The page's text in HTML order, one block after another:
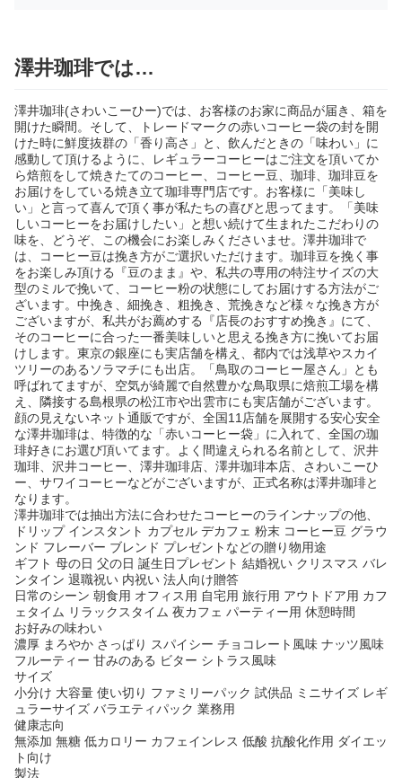
澤井珈琲では…
澤井珈琲(さわいこーひー)では、お客様のお家に商品が届き、箱を
開けた瞬間。そして、トレードマークの赤いコーヒー袋の封を開
けた時に鮮度抜群の「香り高さ」と、飲んだときの「味わい」に
感動して頂けるように、レギュラーコーヒーはご注文を頂いてか
ら焙煎をして焼きたてのコーヒー、コーヒー豆、珈琲、珈琲豆を
お届けをしている焼き立て珈琲専門店です。お客様に「美味し
い」と言って喜んで頂く事が私たちの喜びと思ってます。「美味
しいコーヒーをお届けしたい」と想い続けて生まれたこだわりの
味を、どうぞ、この機会にお楽しみくださいませ。澤井珈琲で
は、コーヒー豆は挽き方がご選択いただけます。珈琲豆を挽く事
をお楽しみ頂ける『豆のまま』や、私共の専用の特注サイズの大
型のミルで挽いて、コーヒー粉の状態にしてお届けする方法がご
ざいます。中挽き、細挽き、粗挽き、荒挽きなど様々な挽き方が
ございますが、私共がお薦めする『店長のおすすめ挽き』にて、
そのコーヒーに合った一番美味しいと思える挽き方に挽いてお届
けします。東京の銀座にも実店舗を構え、都内では浅草やスカイ
ツリーのあるソラマチにも出店。「鳥取のコーヒー屋さん」とも
呼ばれてますが、空気が綺麗で自然豊かな鳥取県に焙煎工場を構
え、隣接する島根県の松江市や出雲市にも実店舗がございます。
顔の見えないネット通販ですが、全国11店舗を展開する安心安全
な澤井珈琲は、特徴的な「赤いコーヒー袋」に入れて、全国の珈
琲好きにお選び頂いてます。よく間違えられる名前として、沢井
珈琲、沢井コーヒー、澤井珈琲店、澤井珈琲本店、さわいこーひ
ー、サワイコーヒーなどがございますが、正式名称は澤井珈琲と
なります。
澤井珈琲では抽出方法に合わせたコーヒーのラインナップの他、
ドリップ インスタント カプセル デカフェ 粉末 コーヒー豆 グラウ
ンド フレーバー ブレンド プレゼントなどの贈り物用途
ギフト 母の日 父の日 誕生日プレゼント 結婚祝い クリスマス バレ
ンタイン 退職祝い 内祝い 法人向け贈答
日常のシーン 朝食用 オフィス用 自宅用 旅行用 アウトドア用 カフ
ェタイム リラックスタイム 夜カフェ パーティー用 休憩時間
お好みの味わい
濃厚 まろやか さっぱり スパイシー チョコレート風味 ナッツ風味
フルーティー 甘みのある ビター シトラス風味
サイズ
小分け 大容量 使い切り ファミリーパック 試供品 ミニサイズ レギ
ュラーサイズ バラエティパック 業務用
健康志向
無添加 無糖 低カロリー カフェインレス 低酸 抗酸化作用 ダイエッ
ト向け
製法